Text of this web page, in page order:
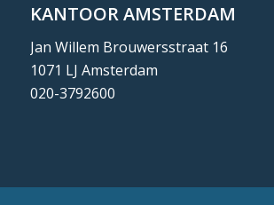
KANTOOR AMSTERDAM
Jan Willem Brouwersstraat 16
1071 LJ Amsterdam
020-3792600